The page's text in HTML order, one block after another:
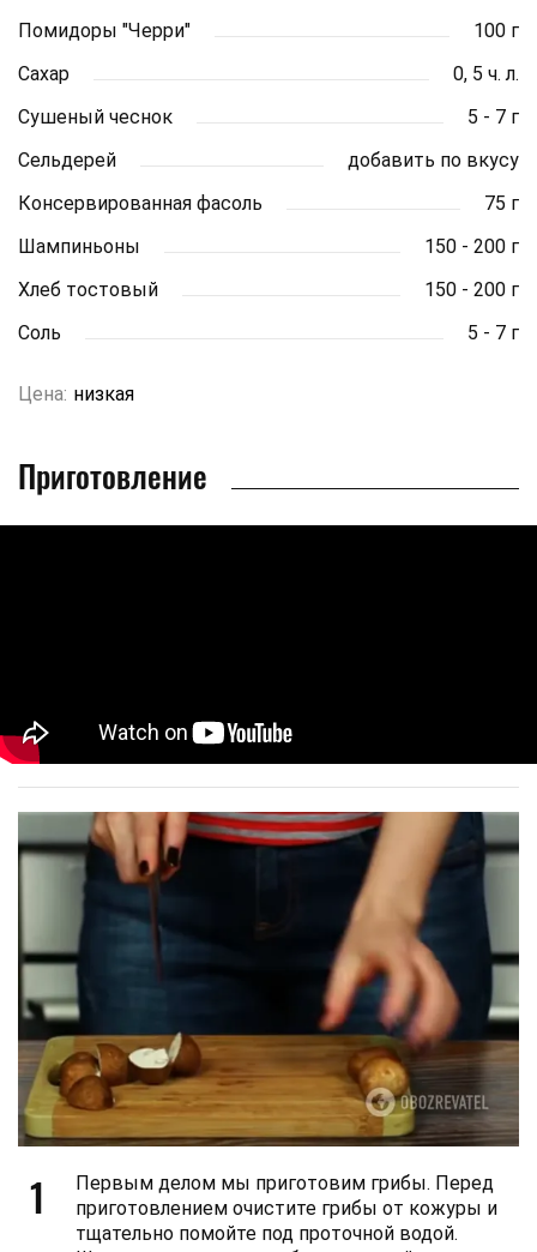
Помидоры "Черри"
100 г
Сахар
0, 5 ч. л.
Сушеный чеснок
5 - 7 г
Сельдерей
добавить по вкусу
Консервированная фасоль
75 г
Шампиньоны
150 - 200 г
Хлеб тостовый
150 - 200 г
Соль
5 - 7 г
Цена: низкая
Приготовление
1
Первым делом мы приготовим грибы. Перед
приготовлением очистите грибы от кожуры и
тщательно помойте под проточной водой.